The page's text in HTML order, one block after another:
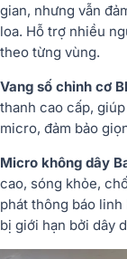
gian, nhưng vẫn
loa. Hỗ trợ nhiều
theo từng vùng.
Vang số chỉnh cơ
thanh cao cấp,
micro, đảm bảo
Micro không dây
cao, sóng khỏe,
phát thông báo
bị giới hạn bởi dây